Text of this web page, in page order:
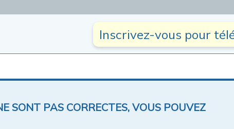
Inscrivez-vous pour
SONT PAS CORRECTES, VOUS POUVEZ